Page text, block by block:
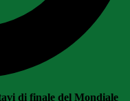
di finale del Mondiale